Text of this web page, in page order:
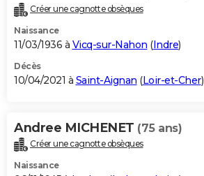
Créer une cagnotte obsèques
Naissance
11/03/1936 à Vicq-sur-Nahon (Indre)
Décès
10/04/2021 à Saint-Aignan (Loir-et-Cher)
Andree MICHENET (75 ans)
Créer une cagnotte obsèques
Naissance